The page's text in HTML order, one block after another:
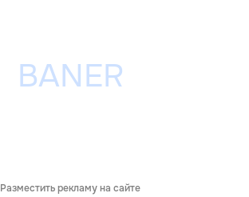
Разместить рекламу на сайте